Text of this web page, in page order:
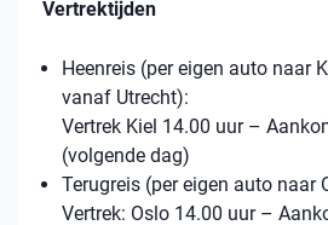
Vertrektijden
Heenreis (per eigen auto naar
vanaf Utrecht):
Vertrek Kiel 14.00 uur –
(volgende dag)
Terugreis (per eigen auto naar
Vertrek: Oslo 14.00 uur –